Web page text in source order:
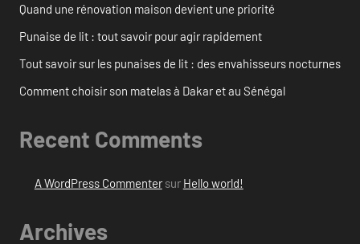
Quand une rénovation maison devient une priorité
Punaise de lit : tout savoir pour agir rapidement
Tout savoir sur les punaises de lit : des envahisseurs nocturnes
Comment choisir son matelas à Dakar et au Sénégal
Recent Comments
A WordPress Commentersur Hello world!
Archives